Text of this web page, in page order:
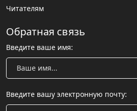
Читателям
Обратная связь
Введите ваше имя:
Введите вашу электронную почту: